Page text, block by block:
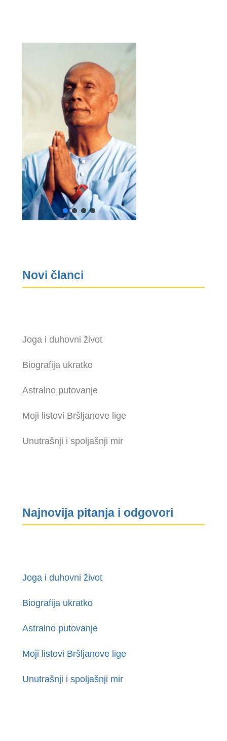
Novi članci
Joga i duhovni život
Biografija ukratko
Astralno putovanje
Moji listovi Bršljanove lige
Unutrašnji i spoljašnji mir
Najnovija pitanja i odgovori
Joga i duhovni život
Biografija ukratko
Astralno putovanje
Moji listovi Bršljanove lige
Unutrašnji i spoljašnji mir